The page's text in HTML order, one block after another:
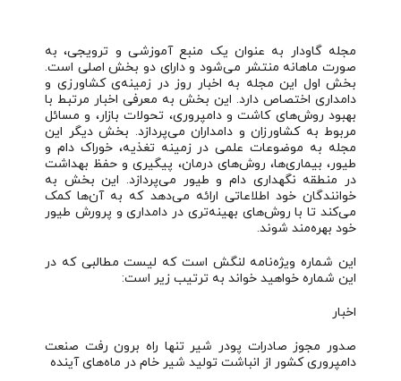
مجله گاودار به عنوان یک منبع آموزشی و ترویجی، به
صورت ماهانه منتشر می‌شود و دارای دو بخش اصلی است.
بخش اول این مجله به اخبار روز در زمینه‌ی کشاورزی و
دامداری اختصاص دارد. این بخش به معرفی اخبار مرتبط با
بهبود روش‌های کاشت و دامپروری، تحولات بازار، و مسائل
مربوط به کشاورزان و دامداران می‌پردازد. بخش دیگر این
مجله به موضوعات علمی در زمینه تغذیه، خوراک دام و
طیور، بیماری‌ها، روش‌های درمان، پیگیری و حفظ بهداشت
در منطقه نگهداری دام و طیور می‌پردازد. این بخش به
خوانندگان خود اطلاعاتی ارائه می‌دهد که به آن‌ها کمک
می‌کند تا با روش‌های بهینه‌تری در دامداری و پرورش طیور
خود بهره‌مند شوند.
این شماره ویژه‌نامه لنگش است که لیست مطالبی که در
این شماره خواهید خواند به ترتیب زیر است:
اخبار
صدور مجوز صادرات پودر شیر تنها راه برون رفت صنعت
دامپروری کشور از انباشت تولید شیر خام در ماه‌های آینده